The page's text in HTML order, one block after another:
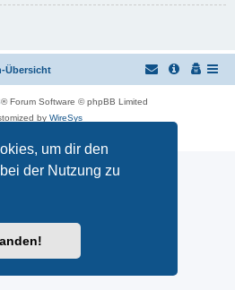
um dir den
der Nutzung zu
Übersicht
® Forum Software © phpBB Limited
by WireSys